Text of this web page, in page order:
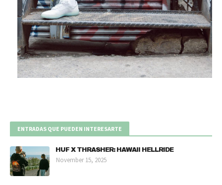
ENTRADAS QUE PUEDEN INTERESARTE
HUF X THRASHER: HAWAII HELLRIDE
November 15, 2025